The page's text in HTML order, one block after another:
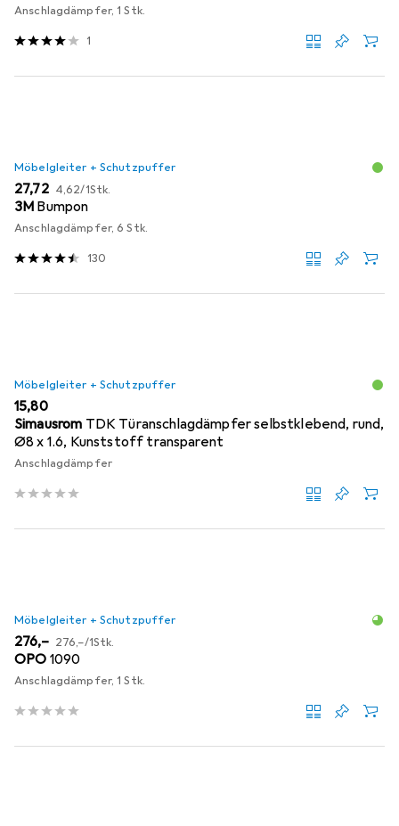
Anschlagdämpfer, 1 Stk.
1
Möbelgleiter + Schutzpuffer
EUR
27,72 EUR
4,62/1Stk.
3M Bumpon
Anschlagdämpfer, 6 Stk.
130
Möbelgleiter + Schutzpuffer
EUR
15,80
Simausrom TDK Türanschlagdämpfer selbstklebend, rund,
Ø8 x 1.6, Kunststoff transparent
Anschlagdämpfer
Möbelgleiter + Schutzpuffer
EUR
276,– EUR
276,–/1Stk.
OPO 1090
Anschlagdämpfer, 1 Stk.